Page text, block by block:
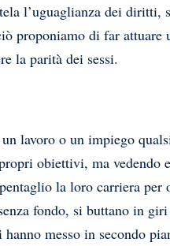
l’uguaglianza dei
proponiamo di far
la parità dei sessi.
lavoro o un impiego
obiettivi, ma
la loro carriera
fondo, si buttano in
messo in secondo